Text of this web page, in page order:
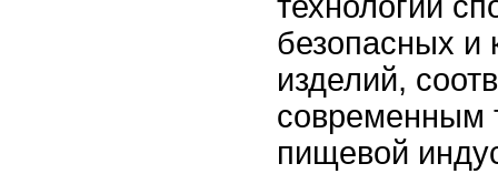
безопасных и
изделий,
современным
пищевой